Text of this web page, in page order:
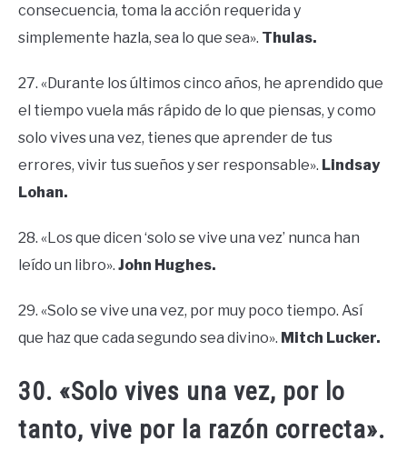
consecuencia, toma la acción requerida y
simplemente hazla, sea lo que sea». Thulas.
27. «Durante los últimos cinco años, he aprendido que
el tiempo vuela más rápido de lo que piensas, y como
solo vives una vez, tienes que aprender de tus
errores, vivir tus sueños y ser responsable». Lindsay
Lohan.
28. «Los que dicen ‘solo se vive una vez’ nunca han
leído un libro». John Hughes.
29. «Solo se vive una vez, por muy poco tiempo. Así
que haz que cada segundo sea divino». Mitch Lucker.
30. «Solo vives una vez, por lo
tanto, vive por la razón correcta».